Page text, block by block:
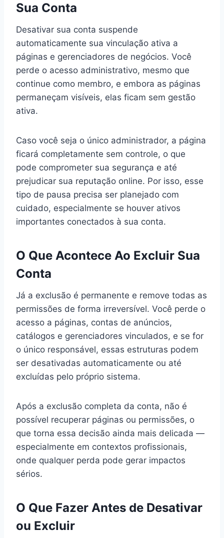
Sua Conta
Desativar sua conta suspende
automaticamente sua vinculação ativa a
páginas e gerenciadores de negócios. Você
perde o acesso administrativo, mesmo que
continue como membro, e embora as páginas
permaneçam visíveis, elas ficam sem gestão
ativa.
Caso você seja o único administrador, a página
ficará completamente sem controle, o que
pode comprometer sua segurança e até
prejudicar sua reputação online. Por isso, esse
tipo de pausa precisa ser planejado com
cuidado, especialmente se houver ativos
importantes conectados à sua conta.
O Que Acontece Ao Excluir Sua
Conta
Já a exclusão é permanente e remove todas as
permissões de forma irreversível. Você perde o
acesso a páginas, contas de anúncios,
catálogos e gerenciadores vinculados, e se for
o único responsável, essas estruturas podem
ser desativadas automaticamente ou até
excluídas pelo próprio sistema.
Após a exclusão completa da conta, não é
possível recuperar páginas ou permissões, o
que torna essa decisão ainda mais delicada —
especialmente em contextos profissionais,
onde qualquer perda pode gerar impactos
sérios.
O Que Fazer Antes de Desativar
ou Excluir